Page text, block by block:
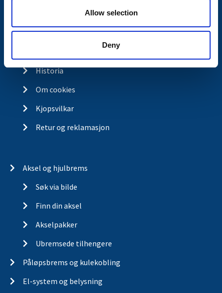
Allow selection
Deny
Om Valeryd
Historia
Om cookies
Kjopsvilkar
Retur og reklamasjon
Aksel og hjulbrems
Søk via bilde
Finn din aksel
Akselpakker
Ubremsede tilhengere
Påløpsbrems og kulekobling
El-system og belysning